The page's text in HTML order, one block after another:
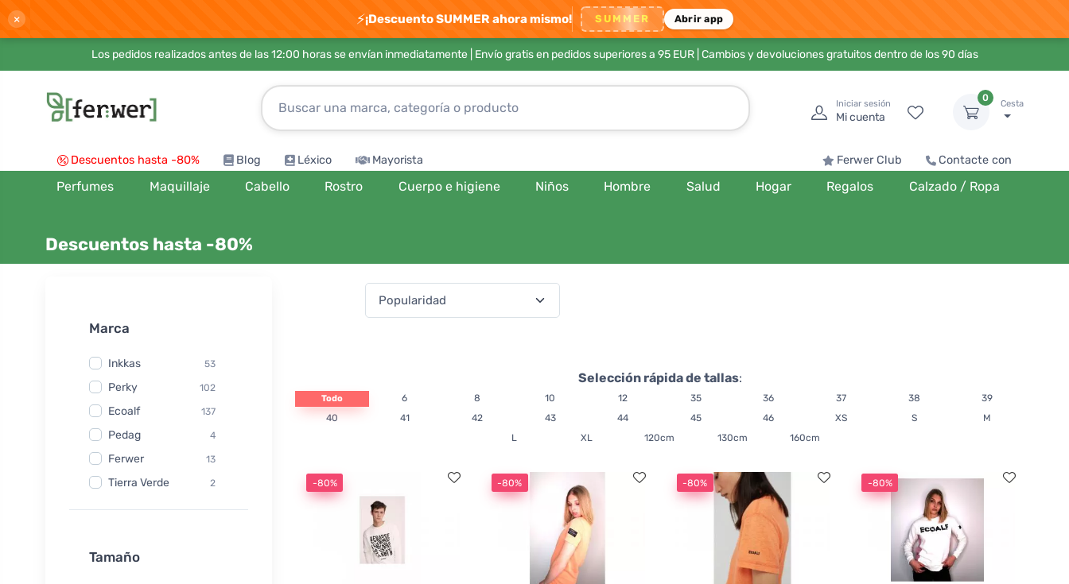
× ⚡¡Descuento SUMMER ahora mismo! SUMMER Abrir app
Los pedidos realizados antes de las 12:00 horas se envían inmediatamente | Envío gratis en pedidos superiores a 95 EUR| Cambios y devoluciones gratuitos dentro de los 90 días
Iniciar sesión
Mi cuenta
0
Cesta
Descuentos hasta -80% Blog Léxico Mayorista Ferwer Club Contacte con
Perfumes Maquillaje Cabello Rostro Cuerpo e higiene Niños Hombre Salud Hogar Regalos Calzado / Ropa
Descuentos hasta -80%
Marca
Inkkas 53
Perky 102
Ecoalf 137
Pedag 4
Ferwer 13
Tierra Verde 2
Watersavers
Yuuki
Tamaño
Selección rápida de tallas:
Todo 6 8 10 12 35 36 37 38
39
40
41 42 43 44 45 46 XS S
M
L
XL 120cm 130cm 160cm
-80% -80% -80% -80%